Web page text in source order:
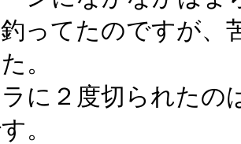
ってたのですが、
。
に２度切られたの
。